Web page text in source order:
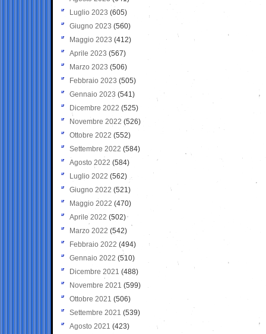
Luglio 2023 (605)
Giugno 2023 (560)
Maggio 2023 (412)
Aprile 2023 (567)
Marzo 2023 (506)
Febbraio 2023 (505)
Gennaio 2023 (541)
Dicembre 2022 (525)
Novembre 2022 (526)
Ottobre 2022 (552)
Settembre 2022 (584)
Agosto 2022 (584)
Luglio 2022 (562)
Giugno 2022 (521)
Maggio 2022 (470)
Aprile 2022 (502)
Marzo 2022 (542)
Febbraio 2022 (494)
Gennaio 2022 (510)
Dicembre 2021 (488)
Novembre 2021 (599)
Ottobre 2021 (506)
Settembre 2021 (539)
Agosto 2021 (423)